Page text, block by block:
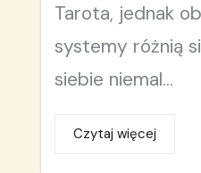
Tarota, jednak
systemy różnią
siebie niemal...
Czytaj więcej